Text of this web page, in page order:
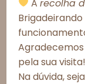
Informações
Prazos de
Meios de
Alergénicos
Arecolha
pela sua visita!
Na dúvida,